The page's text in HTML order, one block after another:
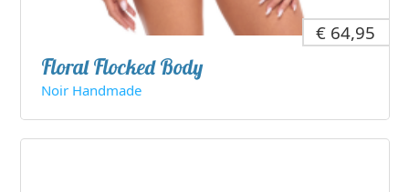
€ 64,95
Floral Flocked Body
Noir Handmade